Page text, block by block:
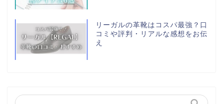
リーガルの革靴はコスパ最強？口
コミや評判・リアルな感想をお伝
え